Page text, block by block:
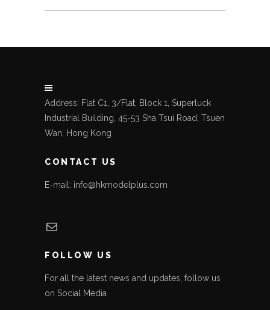
Address: Flat C1, 3/Flat, Block 1, Superluck
Industrial Building, 45-53 Sha Tsui Road, Tsuen
Wan, Hong Kong
CONTACT US
E-mail: info@hkmodelplus.com
Mail
FOLLOW US
For all the latest news and updates, follow us
on Social Media